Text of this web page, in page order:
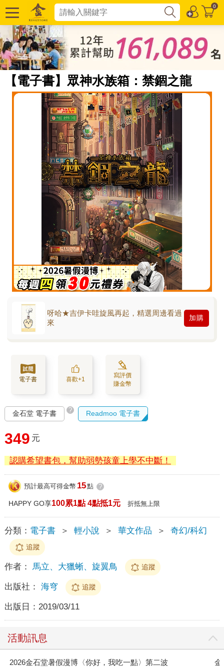
0
【電子書】眾神水族箱：禁錮之龍
呀哈★吉伊卡哇旋風再起，精選周邊看過
來
加購
電子書 喜歡+1
寫評價
賺金幣
金石堂 電子書 ? Readmoo 電子書
349 元
認購希望書包，幫助弱勢孩童上學不中斷！
預計最高可得金幣 15點 ?
HAPPY GO享100累1點 4點抵1元 折抵無上限
分類： 電子書 ＞ 輕小說 ＞ 華文作品 ＞ 奇幻/科幻
追蹤
作者： 馬立、大獵蜥、旋翼鳥 追蹤
出版社： 海穹 追蹤
出版日： 2019/03/11
活動訊息
金石堂2026海外優惠：電子書